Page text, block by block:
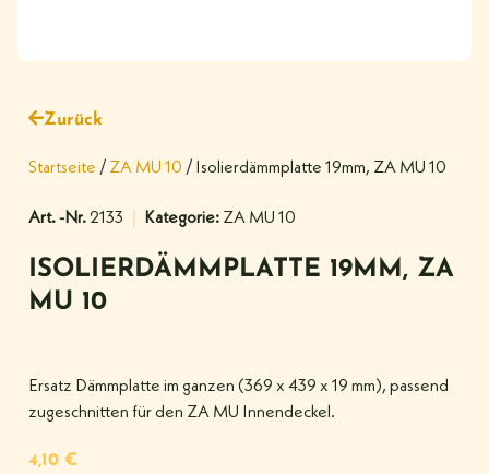
Zurück
Startseite / ZA MU 10 / Isolierdämmplatte 19mm, ZA MU 10
Art. -Nr.2133 Kategorie: ZA MU 10
ISOLIERDÄMMPLATTE 19MM, ZA
MU 10
Ersatz Dämmplatte im ganzen (369 x 439 x 19 mm), passend
zugeschnitten für den ZA MU Innendeckel.
4,10 €